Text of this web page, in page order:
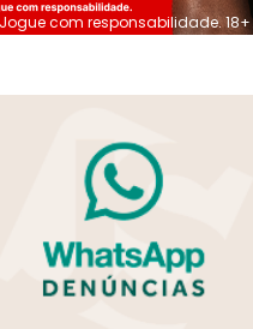
Jogue com responsabilidade. 18+